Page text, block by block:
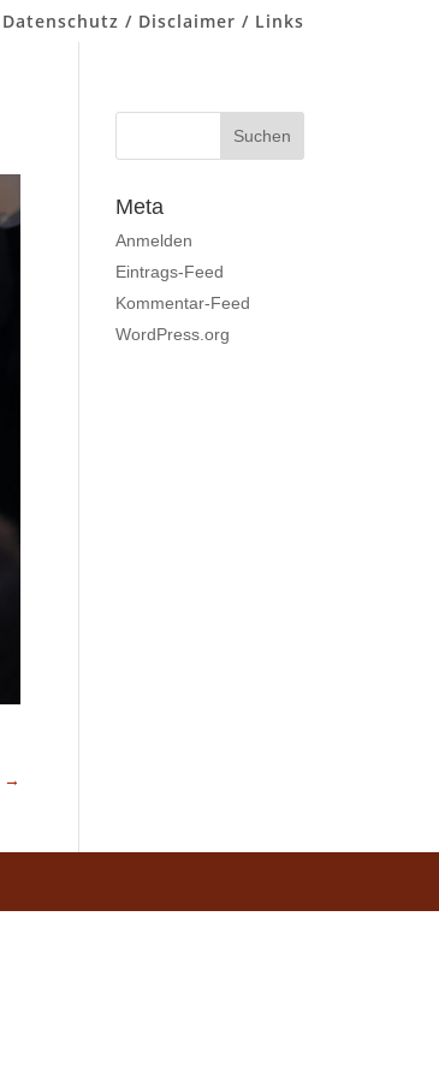
Datenschutz / Disclaimer / Links
→
Meta
Anmelden
Eintrags-Feed
Kommentar-Feed
WordPress.org